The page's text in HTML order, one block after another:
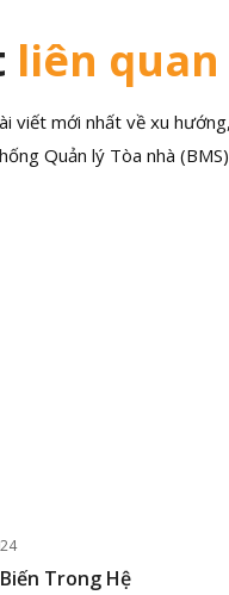
liên quan
viết mới nhất về xu
Quản lý Tòa nhà
Trong Hệ